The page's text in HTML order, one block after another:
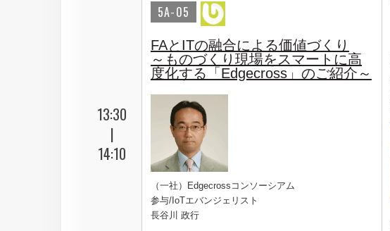
13:30
|
14:10
5A-05
FAとITの融合による価値づくり
～ものづくり現場をスマートに高
度化する「Edgecross」のご紹介～
（一社）Edgecrossコンソーシアム
参与/IoTエバンジェリスト
長谷川 政行